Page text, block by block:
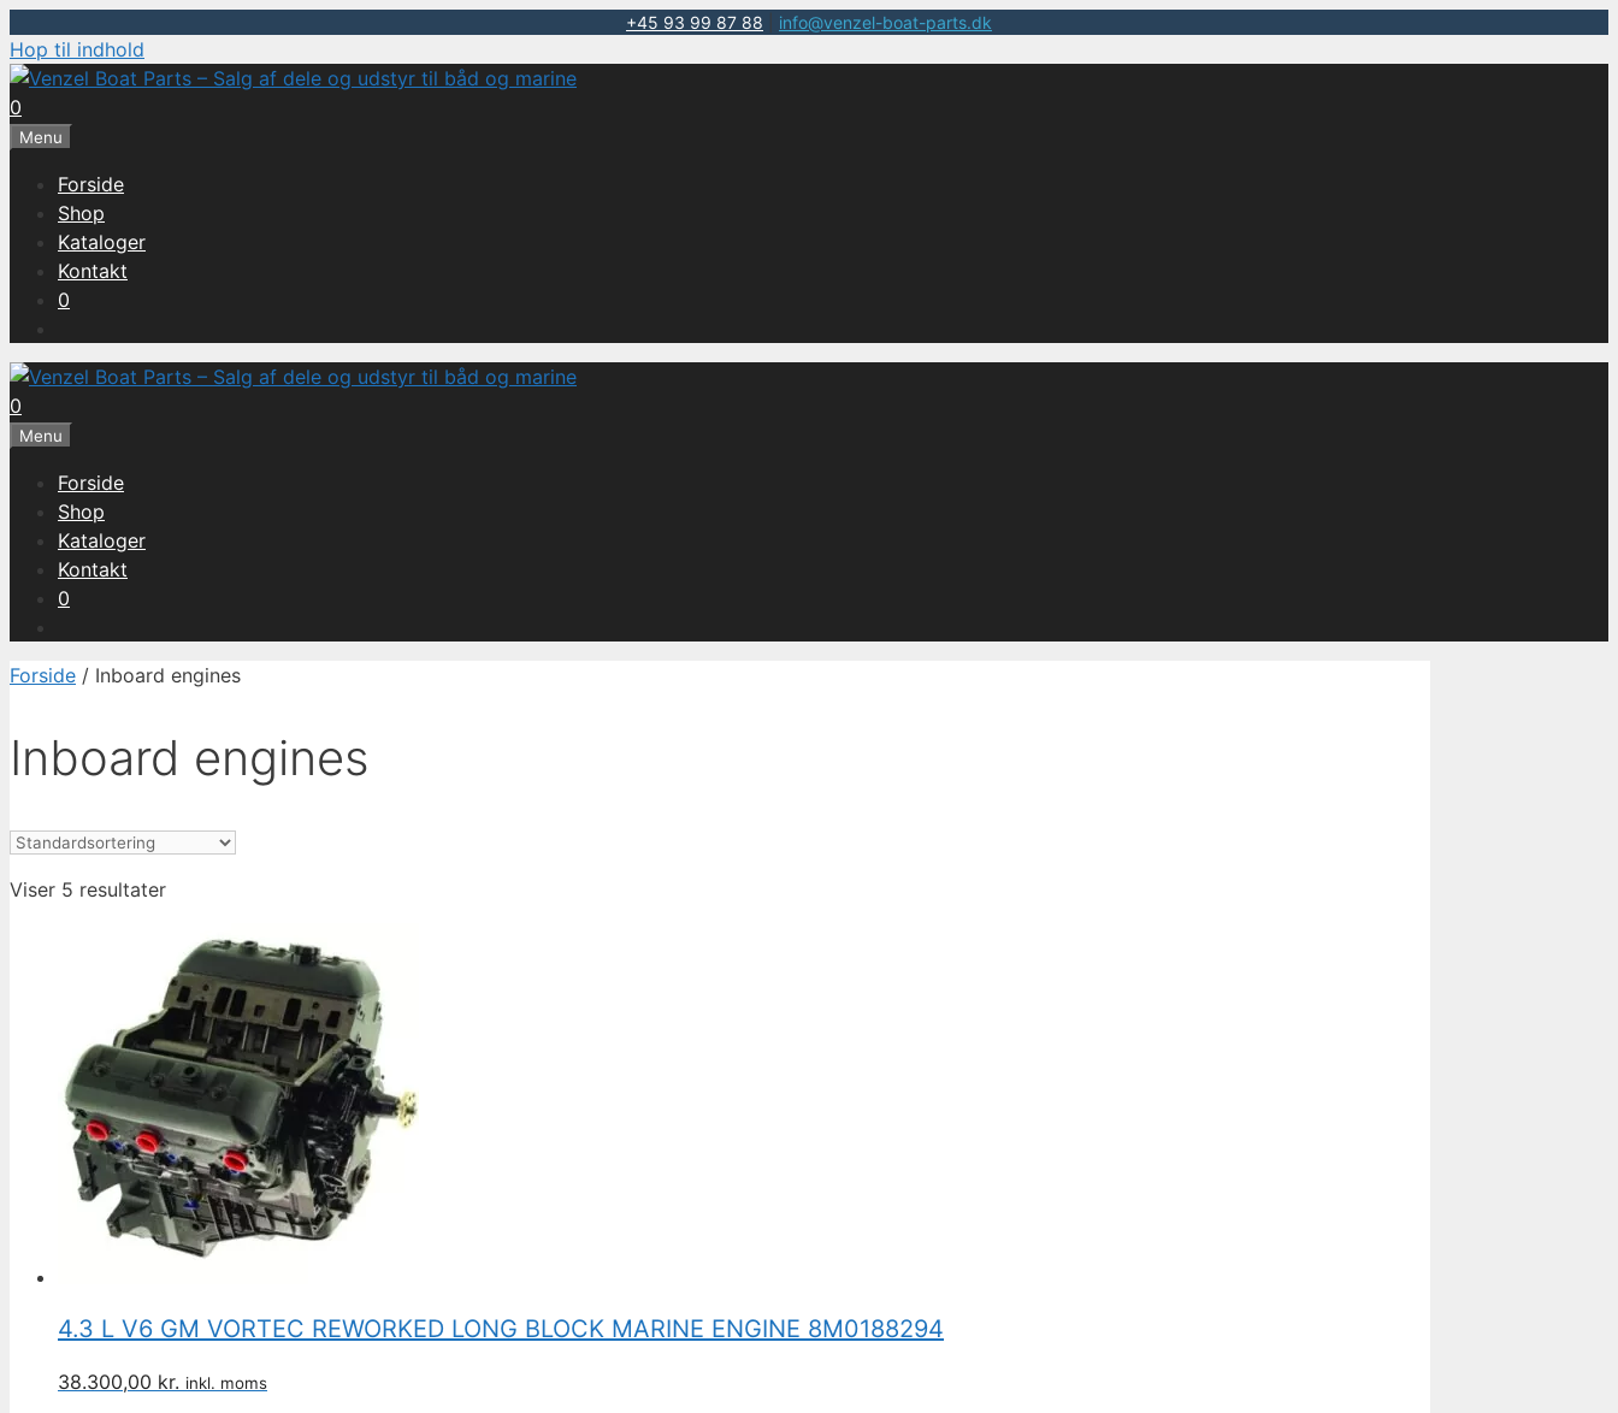
+45 93 99 87 88 info@venzel-boat-parts.dk
Hop til indhold
0
Menu
Forside
Shop
Kataloger
Kontakt
0
0
Menu
Forside
Shop
Kataloger
Kontakt
0
Forside / Inboard engines
Inboard engines
Viser 5 resultater
4.3 L V6 GM VORTEC REWORKED LONG BLOCK MARINE ENGINE 8M0188294
38.300,00 kr. inkl. moms